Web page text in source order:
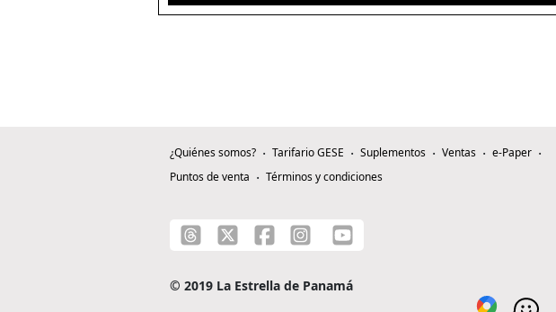
¿Quiénes somos? Tarifario GESE Suplementos Ventas
e-Paper
Puntos de venta
Términos y condiciones
© 2019 La Estrella de Panamá